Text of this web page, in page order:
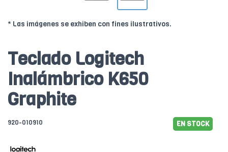
* Las imágenes se exhiben con fines ilustrativos.
Teclado Logitech
Inalámbrico K650
Graphite
920-010910 EN STOCK